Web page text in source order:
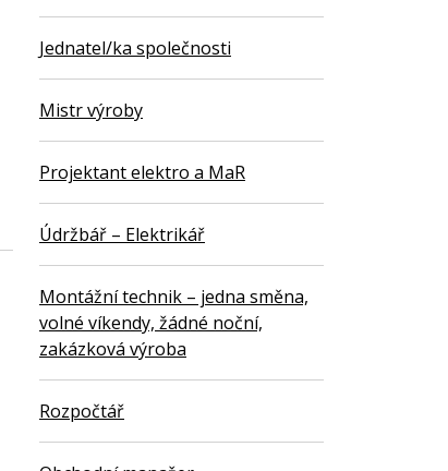
Jednatel/ka společnosti
Mistr výroby
Projektant elektro a MaR
Údržbář – Elektrikář
Montážní technik – jedna směna,
volné víkendy, žádné noční,
zakázková výroba
Rozpočtář